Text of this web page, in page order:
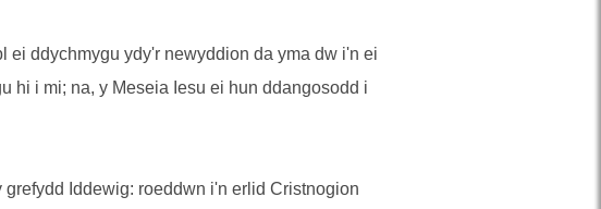
ei ddychmygu ydy'r newyddion da yma dw i'n ei
hi i mi; na, y Meseia Iesu ei hun ddangosodd i
Iddewig: roeddwn i'n erlid Cristnogion